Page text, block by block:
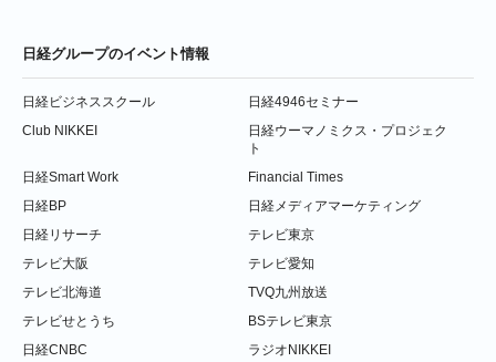
日経グループのイベント情報
日経ビジネススクール
日経4946セミナー
Club NIKKEI
日経ウーマノミクス・プロジェク
ト
日経Smart Work
Financial Times
日経BP
日経メディアマーケティング
日経リサーチ
テレビ東京
テレビ大阪
テレビ愛知
テレビ北海道
TVQ九州放送
テレビせとうち
BSテレビ東京
日経CNBC
ラジオNIKKEI